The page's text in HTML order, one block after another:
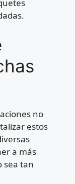
no
estos
a más
sea tan